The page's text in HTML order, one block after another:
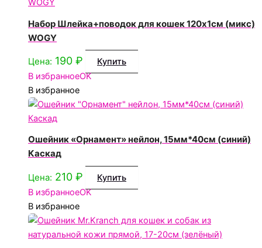
Набор Шлейка+поводок для кошек 120х1см (микс)
WOGY
Цена: 190 ₽
Купить
В избранноеOK
В избранное
Ошейник «Орнамент» нейлон, 15мм*40см (синий)
Каскад
Цена: 210 ₽
Купить
В избранноеOK
В избранное